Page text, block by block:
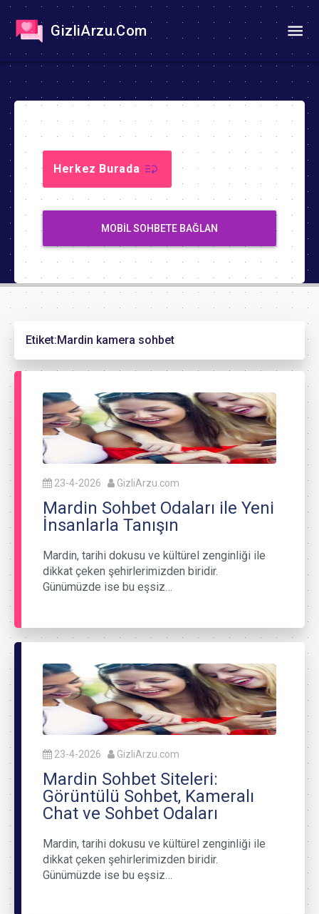
GizliArzu.Com
Herkez Burada
MOBIL SOHBETE BAĞLAN
Etiket:Mardin kamera sohbet
23-4-2026 GizliArzu.com
Mardin Sohbet Odaları ile Yeni
İnsanlarla Tanışın
Mardin, tarihi dokusu ve kültürel zenginliği ile
dikkat çeken şehirlerimizden biridir.
Günümüzde ise bu eşsiz…
23-4-2026 GizliArzu.com
Mardin Sohbet Siteleri:
Görüntülü Sohbet, Kameralı
Chat ve Sohbet Odaları
Mardin, tarihi dokusu ve kültürel zenginliği ile
dikkat çeken şehirlerimizden biridir.
Günümüzde ise bu eşsiz…